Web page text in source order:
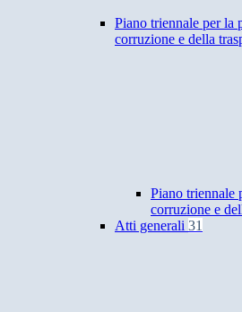
Piano triennale per la
corruzione e della
Piano triennale
corruzione e
Atti generali 31